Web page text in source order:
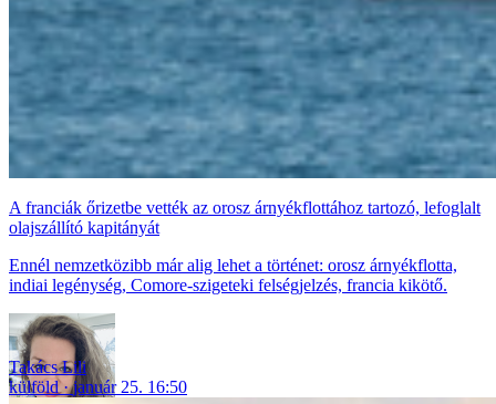
A franciák őrizetbe vették az orosz árnyékflottához tartozó, lefoglalt
olajszállító kapitányát
Ennél nemzetközibb már alig lehet a történet: orosz árnyékflotta,
indiai legénység, Comore-szigeteki felségjelzés, francia kikötő.
Takács Lili
külföld
január 25. 16:50